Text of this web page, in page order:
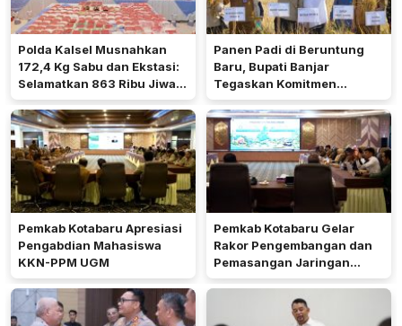
Polda Kalsel Musnahkan
172,4 Kg Sabu dan Ekstasi:
Selamatkan 863 Ribu Jiwa
dan Hemat Biaya Rehab Rp.
4,3 Triliun
Panen Padi di Beruntung
Baru, Bupati Banjar
Tegaskan Komitmen
Dukung Ketahanan Pangan
Pemkab Kotabaru Apresiasi
Pengabdian Mahasiswa
KKN-PPM UGM
Pemkab Kotabaru Gelar
Rakor Pengembangan dan
Pemasangan Jaringan
Listrik PLN